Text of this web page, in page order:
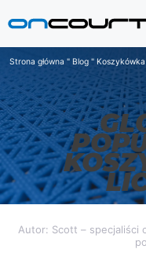
do
Strona główna " Blog "
Autor: Scott – specjaliści